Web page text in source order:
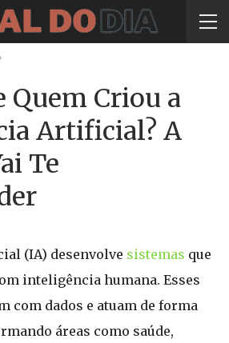
Quem Criou a
Artificial? A
Te
(IA) desenvolve sistemas que
inteligência humana. Esses
com dados e atuam de forma
áreas como saúde,